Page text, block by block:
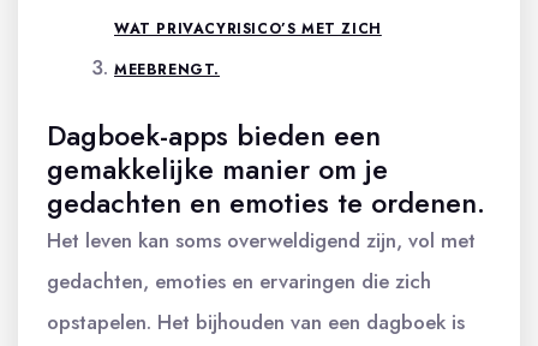
WAT PRIVACYRISICO’S MET ZICH
MEEBRENGT.
Dagboek-apps bieden een
gemakkelijke manier om je
gedachten en emoties te ordenen.
Het leven kan soms overweldigend zijn, vol met
gedachten, emoties en ervaringen die zich
opstapelen. Het bijhouden van een dagboek is